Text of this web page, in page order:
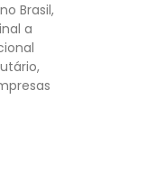
Brasil,
a